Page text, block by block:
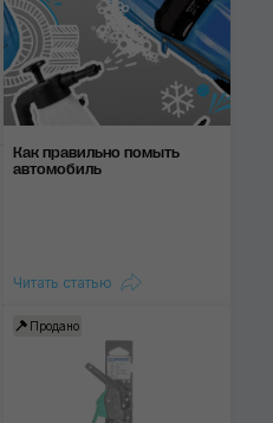
Как правильно помыть
автомобиль
Читать статью
Продано